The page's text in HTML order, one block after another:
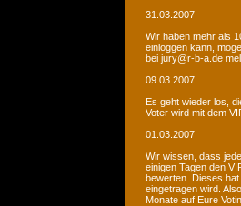
31.03.2007
Wir haben mehr als
einloggen kann,
bei jury@r-b-a.de
09.03.2007
Es geht wieder los,
Voter wird mit dem
01.03.2007
Wir wissen, dass
einigen Tagen den
bewerten. Dieses
eingetragen wird.
Monate auf Eure